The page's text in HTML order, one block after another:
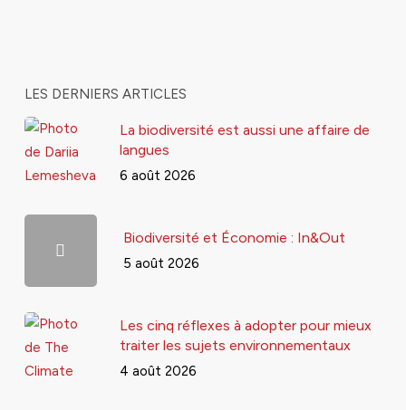
LES DERNIERS ARTICLES
La biodiversité est aussi une affaire de
langues
6 août 2026
Biodiversité et Économie : In&Out
5 août 2026
Les cinq réflexes à adopter pour mieux
traiter les sujets environnementaux
4 août 2026